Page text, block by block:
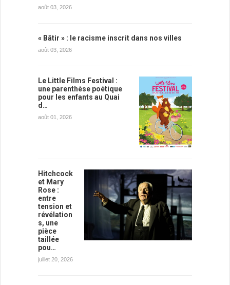
août 03, 2026
« Bâtir » : le racisme inscrit dans nos villes
août 03, 2026
Le Little Films Festival :
une parenthèse poétique
pour les enfants au Quai
d…
août 01, 2026
Hitchcock
et Mary
Rose :
entre
tension et
révélation
s, une
pièce
taillée
pou…
juillet 20, 2026